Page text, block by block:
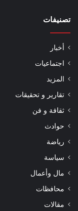
تصنيفات
أخبار
اجتماعيات
المزيد
تقارير و تحقيقات
ثقافة و فن
حوادث
رياضة
سياسة
مال وأعمال
محافظات
مقالات